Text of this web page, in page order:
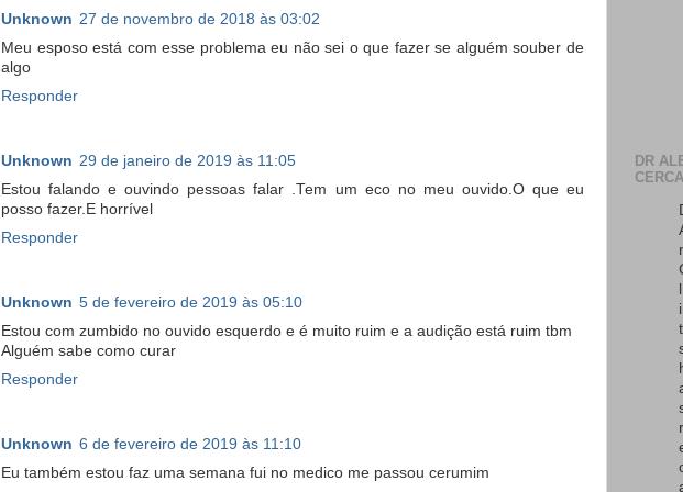
Unknown 27 de novembro de 2018 às 03:02
Meu esposo está com esse problema eu não sei o que fazer se alguém souber de
algo
Responder
Unknown 29 de janeiro de 2019 às 11:05
Estou falando e ouvindo pessoas falar .Tem um eco no meu ouvido.O que eu
posso fazer.E horrível
Responder
Unknown 5 de fevereiro de 2019 às 05:10
Estou com zumbido no ouvido esquerdo e é muito ruim e a audição está ruim tbm
Alguém sabe como curar
Responder
Unknown 6 de fevereiro de 2019 às 11:10
Eu também estou faz uma semana fui no medico me passou cerumim
DR